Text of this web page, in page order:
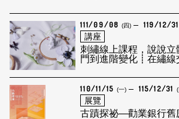
111/09/08 (四) 119/12/31
講座
刺繡線上課程，說說立
門到進階變化┋在繡線
110/11/15 (一) 115/12/31
展覽
古蹟探祕—勸業銀行舊